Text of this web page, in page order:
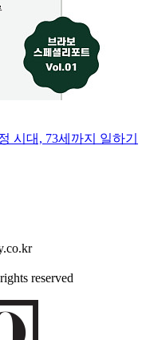
시대, 73세까지 일하기
reserved